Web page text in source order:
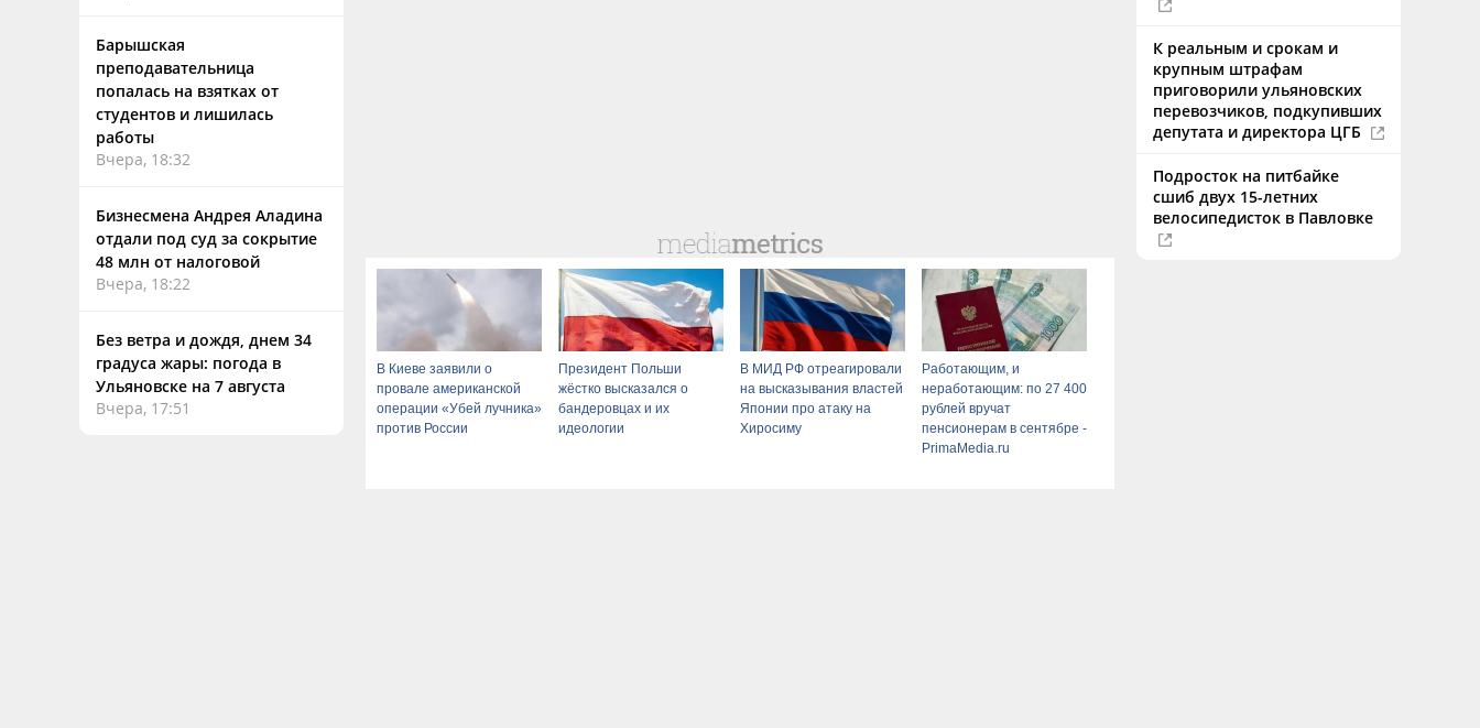
Барышская
преподавательница
попалась на взятках от
студентов и лишилась
работы
Вчера, 18:32
Бизнесмена Андрея Аладина
отдали под суд за сокрытие
48 млн от налоговой
Вчера, 18:22
Без ветра и дождя, днем 34
градуса жары: погода в
Ульяновске на 7 августа
Вчера, 17:51
В Киеве заявили о
провале американской
операции «Убей лучника»
против России
Президент Польши
жёстко высказался о
бандеровцах и их
идеологии
В МИД РФ отреагировали
на высказывания властей
Японии про атаку на
Хиросиму
Работающим, и
неработающим: по 27 400
рублей вручат
пенсионерам в сентябре -
PrimaMedia.ru
К реальным и срокам и
крупным штрафам
приговорили ульяновских
перевозчиков, подкупивших
депутата и директора ЦГБ
Подросток на питбайке
сшиб двух 15-летних
велосипедисток в Павловке